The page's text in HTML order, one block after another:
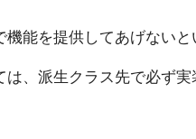
能を提供してあげないと
、派生クラス先で必ず